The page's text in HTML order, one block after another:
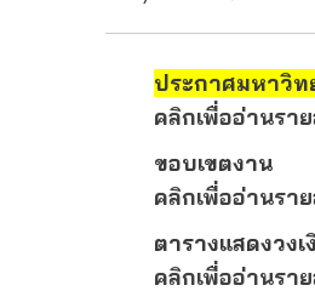
ประกาศมหาวิท
คลิกเพื่ออ่านราย
ขอบเขตงาน
คลิกเพื่ออ่านราย
ตารางแสดงวง
คลิกเพื่ออ่านราย